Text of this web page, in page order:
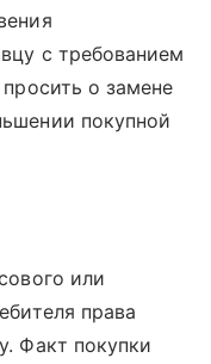
с требованием
о замене
покупной
или
права
Факт покупки